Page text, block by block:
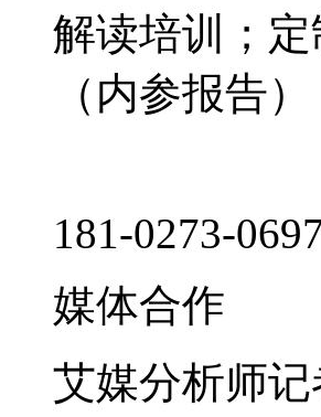
解读培训；
（内参报告）
181-0273-
媒体合作
艾媒分析师